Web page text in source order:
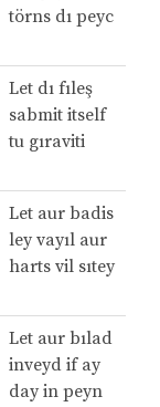
törns dı peyc
Let dı fıleş
sabmit itself
tu gıraviti
Let aur badis
ley vayıl aur
harts vil sıtey
Let aur bılad
inveyd if ay
day in peyn